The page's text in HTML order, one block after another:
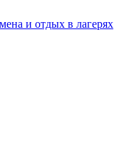
и отдых в лагерях